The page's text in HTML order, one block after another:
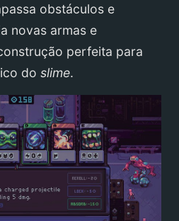
obstáculos e
novas armas e
perfeita para
do slime.